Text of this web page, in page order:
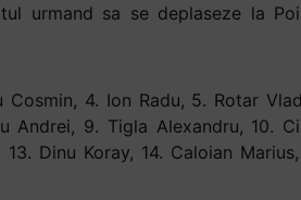
urmand sa se deplaseze la
Cosmin, 4. Ion Radu, 5. Rotar
Andrei, 9. Tigla Alexandru, 10.
Dinu Koray, 14. Caloian